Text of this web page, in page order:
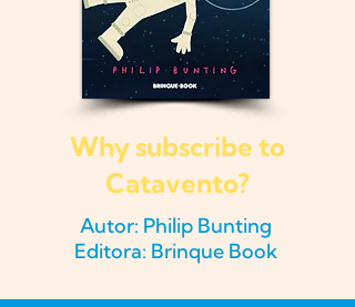
Why subscribe to
Catavento?
Autor: Philip Bunting
Editora: Brinque Book